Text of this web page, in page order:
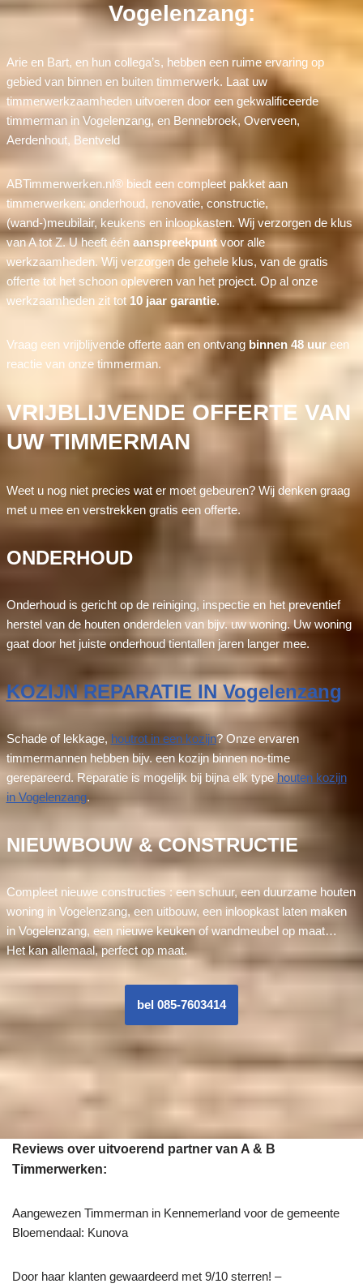
Vogelenzang:
Arie en Bart, en hun collega’s, hebben een ruime ervaring op
gebied van binnen en buiten timmerwerk. Laat uw
timmerwerkzaamheden uitvoeren door een gekwalificeerde
timmerman in Vogelenzang, en Bennebroek, Overveen,
Aerdenhout, Bentveld
ABTimmerwerken.nl® biedt een compleet pakket aan
timmerwerken: onderhoud, renovatie, constructie,
(wand-)meubilair, keukens en inloopkasten. Wij verzorgen de klus
van A tot Z. U heeft één aanspreekpuntvoor alle
werkzaamheden. Wij verzorgen de gehele klus, van de gratis
offerte tot het schoon opleveren van het project. Op al onze
werkzaamheden zit tot 10 jaar garantie.
Vraag een vrijblijvende offerte aan en ontvang binnen 48 uureen
reactie van onze timmerman.
VRIJBLIJVENDE OFFERTE VAN
UW TIMMERMAN
Weet u nog niet precies wat er moet gebeuren? Wij denken graag
met u mee en verstrekken gratis een offerte.
ONDERHOUD
Onderhoud is gericht op de reiniging, inspectie en het preventief
herstel van de houten onderdelen van bijv. uw woning. Uw woning
gaat door het juiste onderhoud tientallen jaren langer mee.
KOZIJN REPARATIE IN Vogelenzang
Schade of lekkage, houtrot in een kozijn? Onze ervaren
timmermannen hebben bijv. een kozijn binnen no-time
gerepareerd. Reparatie is mogelijk bij bijna elk type houten kozijn
in Vogelenzang.
NIEUWBOUW & CONSTRUCTIE
Compleet nieuwe constructies : een schuur, een duurzame houten
woning in Vogelenzang, een uitbouw, een inloopkast laten maken
in Vogelenzang, een nieuwe keuken of wandmeubel op maat…
Het kan allemaal, perfect op maat.
bel 085-7603414
Reviews over uitvoerend partner van A & B
Timmerwerken:
Aangewezen Timmerman in Kennemerland voor de gemeente
Bloemendaal: Kunova
Door haar klanten gewaardeerd met 9/10 sterren! –